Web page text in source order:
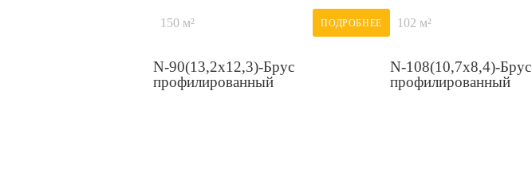
150 м² ПОДРОБНЕЕ 102 м²
N-90(13,2х12,3)-Брус
профилированный
N-108(10,7х8,4)-Брус
профилированный